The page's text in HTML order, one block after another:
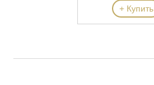
+ Купить